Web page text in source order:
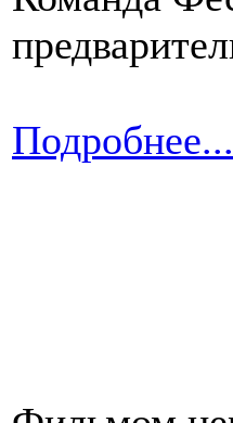
Подробнее...